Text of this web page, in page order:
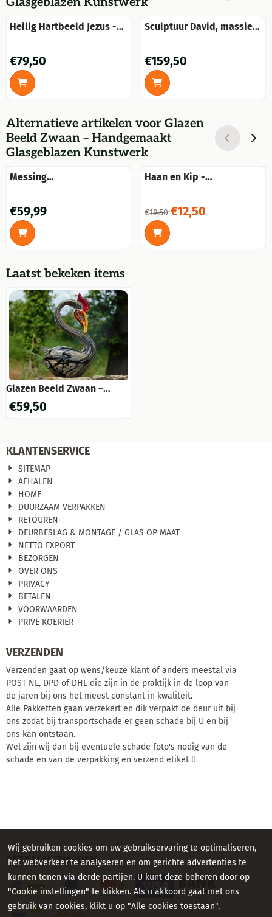
Heilig Hartbeeld Jezus -
Prijs: 79,50
€79,50
Sculptuur David, massief
Prijs: 159,50
€159,50
Alternatieve artikelen voor Glazen
Beeld Zwaan – Handgemaakt
Glasgeblazen Kunstwerk
Messing
Prijs: 59,99
€59,99
Haan en Kip -
Van 19,50 voor 12,50
€19,50€12,50
Laatst bekeken items
Glazen Beeld Zwaan –
Handgemaakt
Glasgeblazen Kunstwerk
€59,50
KLANTENSERVICE
SITEMAP
AFHALEN
HOME
DUURZAAM VERPAKKEN
RETOUREN
DEURBESLAG & MONTAGE / GLAS OP MAAT
NETTO EXPORT
BEZORGEN
OVER ONS
PRIVACY
BETALEN
VOORWAARDEN
PRIVÉ KOERIER
VERZENDEN
Verzenden gaat op wens/keuze klant of anders meestal via
POST NL, DPD of DHL die zijn in de praktijk in de loop van
de jaren bij ons het meest constant in kwaliteit.
Alle Pakketten gaan verzekert en dik verpakt de deur uit bij
ons zodat bij transportschade er geen schade bij U en bij
ons kan ontstaan.
Wel zijn wij dan bij eventuele schade foto's nodig van de
schade en van de verpakking en verzend etiket !!
BETAALMETHODEN
Wij gebruiken cookies om uw gebruikservaring te optimaliseren,
het webverkeer te analyseren en om gerichte advertenties te
kunnen tonen via derde partijen. U kunt deze beheren door op
"Cookie instellingen" te klikken. Als u akkoord gaat met ons
gebruik van cookies, klikt u op "Alle cookies toestaan".